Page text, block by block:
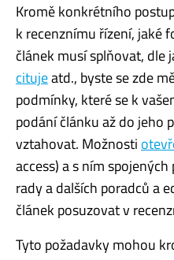
Kromě konkrétního
k recenznímu řízení, jaké
článek musí splňovat, dle
citujeatd., byste se zde
podmínky, které se k
podání článku až do jeho
vztahovat. Možnosti
access) a s ním
rady a dalších poradců a
článek posuzovat v
Tyto požadavky mohou